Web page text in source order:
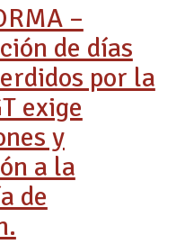
–
de días
por la
exige
y
a la
de